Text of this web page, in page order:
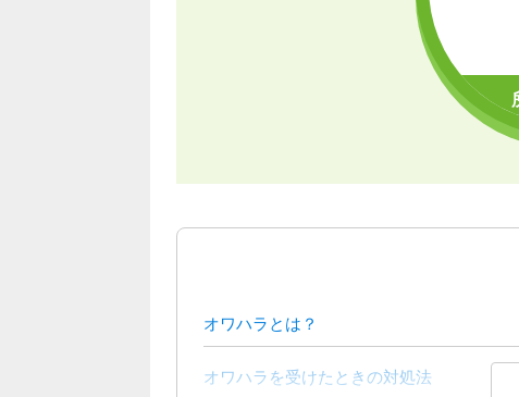
オワハラとは？
オワハラを受けたときの対処法